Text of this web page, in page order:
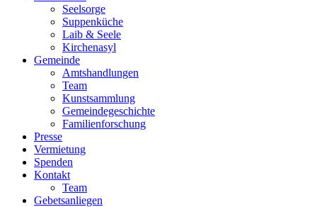
Seelsorge
Suppenküche
Laib & Seele
Kirchenasyl
Gemeinde
Amtshandlungen
Team
Kunstsammlung
Gemeindegeschichte
Familienforschung
Presse
Vermietung
Spenden
Kontakt
Team
Gebetsanliegen